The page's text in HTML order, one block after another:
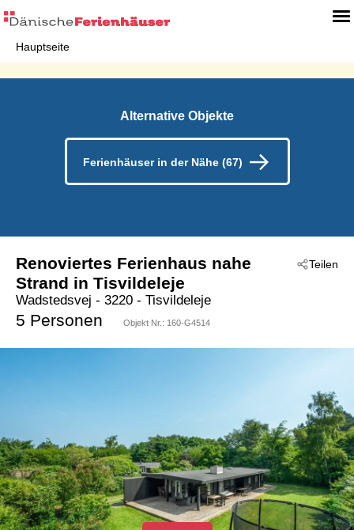
Hauptseite
Alternative Objekte
Ferienhäuser in der Nähe (67)
Teilen
Renoviertes Ferienhaus nahe
Strand in Tisvildeleje
Wadstedsvej - 3220 - Tisvildeleje
5 Personen Objekt Nr.: 160-G4514